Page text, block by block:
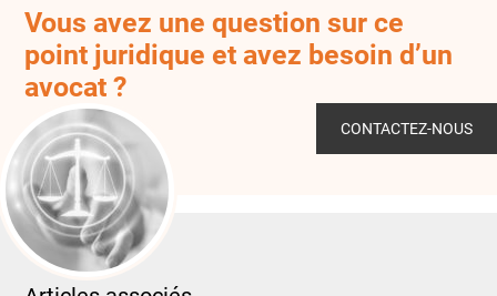
Vous avez une question sur ce
point juridique et avez besoin d’un
avocat ?
CONTACTEZ-NOUS